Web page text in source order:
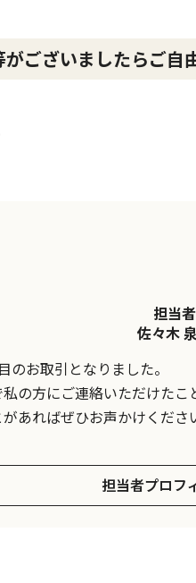
ございましたらご自
担当者
佐々木
お取引となりました。
の方にご連絡いただけた
あればぜひお声かけくださ
担当者プロフ